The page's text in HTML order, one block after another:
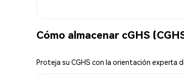
Cómo almacenar cGHS
Proteja su CGHS con la orientación experta